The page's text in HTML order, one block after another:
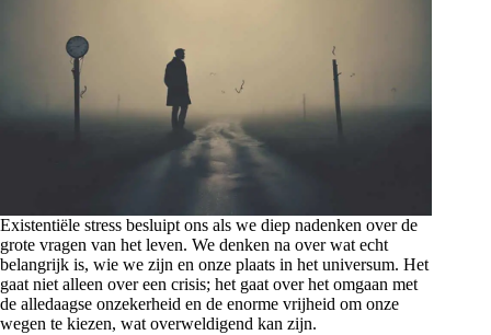
Existentiële stress besluipt ons als we diep nadenken over de
grote vragen van het leven. We denken na over wat echt
belangrijk is, wie we zijn en onze plaats in het universum. Het
gaat niet alleen over een crisis; het gaat over het omgaan met
de alledaagse onzekerheid en de enorme vrijheid om onze
wegen te kiezen, wat overweldigend kan zijn.